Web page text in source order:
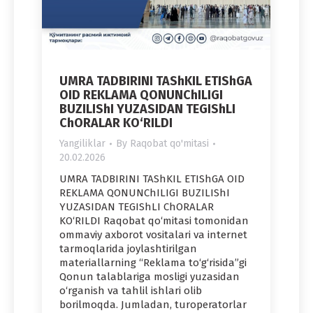
UMRA TADBIRINI TAShKIL ETIShGA
OID REKLAMA QONUNChILIGI
BUZILIShI YUZASIDAN TEGIShLI
ChORALAR KO‘RILDI
Yangiliklar By Raqobat qo'mitasi
20.02.2026
UMRA TADBIRINI TAShKIL ETIShGA OID
REKLAMA QONUNChILIGI BUZILIShI
YUZASIDAN TEGIShLI ChORALAR
KO‘RILDI Raqobat qo‘mitasi tomonidan
ommaviy axborot vositalari va internet
tarmoqlarida joylashtirilgan
materiallarning “Reklama to‘g‘risida”gi
Qonun talablariga mosligi yuzasidan
o‘rganish va tahlil ishlari olib
borilmoqda. Jumladan, turoperatorlar